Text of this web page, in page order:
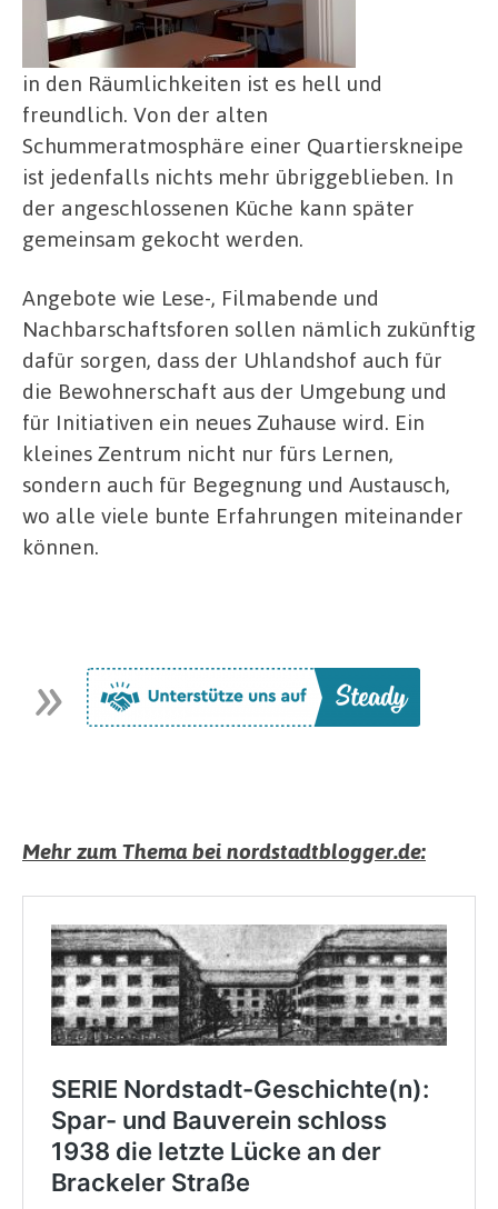
in den Räumlichkeiten ist es hell und
freundlich. Von der alten
Schummeratmosphäre einer Quartierskneipe
ist jedenfalls nichts mehr übriggeblieben. In
der angeschlossenen Küche kann später
gemeinsam gekocht werden.
Angebote wie Lese-, Filmabende und
Nachbarschaftsforen sollen nämlich zukünftig
dafür sorgen, dass der Uhlandshof auch für
die Bewohnerschaft aus der Umgebung und
für Initiativen ein neues Zuhause wird. Ein
kleines Zentrum nicht nur fürs Lernen,
sondern auch für Begegnung und Austausch,
wo alle viele bunte Erfahrungen miteinander
können.
Mehr zum Thema bei nordstadtblogger.de: